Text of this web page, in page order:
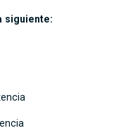
siguiente: